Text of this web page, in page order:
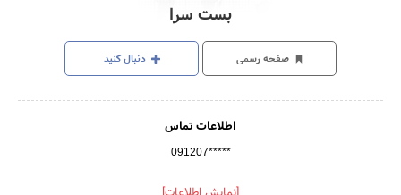
بست سرا
صفحه رسمی دنبال کنید
اطلاعات تماس
091207*****